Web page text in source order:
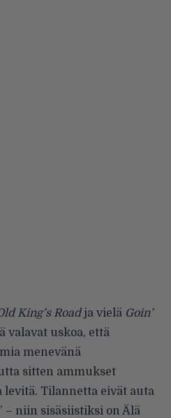
King’s Roadja vielä Goin’
valavat uskoa, että
menevänä
sitten ammukset
levitä. Tilannetta eivät auta
– niin sisäsiistiksi on Älä